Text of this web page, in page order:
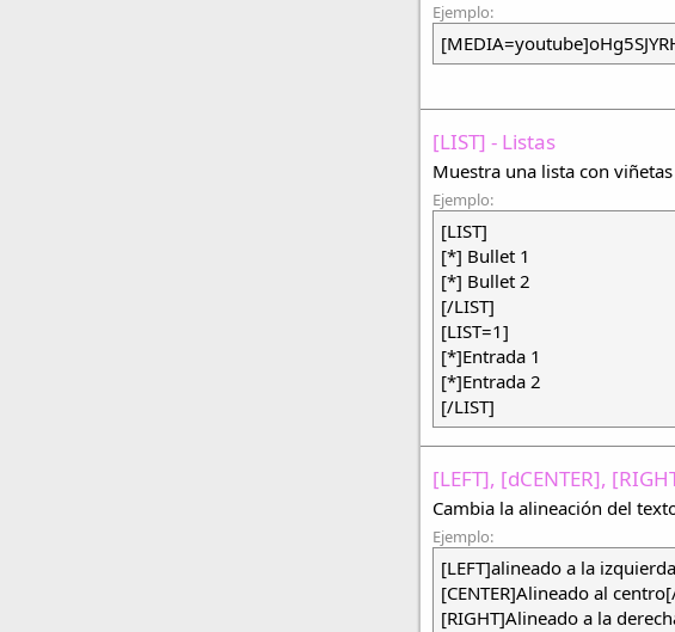
Ejemplo:
[LIST] - Listas
Muestra una lista con
Ejemplo:
[LIST]
[*] Bullet 1
[*] Bullet 2
[/LIST]
[LIST=1]
[*]Entrada 1
[*]Entrada 2
[/LIST]
[LEFT], [dCENTER],
Cambia la alineación del
Ejemplo:
[LEFT]alineado a la
[CENTER]Alineado al
[RIGHT]Alineado a la